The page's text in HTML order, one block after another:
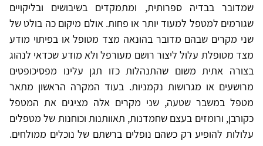
שמדובר בבדיה ספרותית, ומתמקדים בשיבושים ובליקויים
שגורמים למטפל למעוד יותר או פחות. אולם מיקום כה בולט של
שני מקרים שבהם מדובר בהונאה מצד מטופל או בפיתוי מודע
מצד מטופלת עלול ליצור רושם מעורפל ולא מודע שכדאי לנהוג
בצורה אתית משום שהתנהלות כזו תגן עלינו מפסיכופטים
מרושעים או מגרושות נקמניות. בעוד המקרה הראשון מתאר
מטפל במשבר שטעה, שני מקרים אלה מציגים את המטפל
כקורבן, ורומזים בעצם שחמדנות, תאוותנות וכוחנות של מטפלים
עלולות להופיע רק כשהם נופלים ברשתם של נוכלים ממולחים.